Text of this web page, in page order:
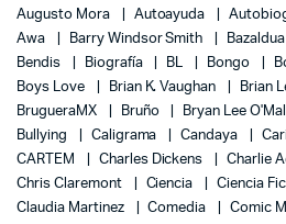
Augusto Mora
Autoayuda
Awa
Barry Windsor Smith Bazaldua
Bendis
Biografía BL Bongo
Boys Love
Brian K. Vaughan Brian
BrugueraMX
Bruño Bryan Lee
Bullying
Caligrama Candaya
CARTEM
Charles Dickens Charlie
Chris Claremont
Ciencia Ciencia
Claudia Martinez
Comedia
Comic